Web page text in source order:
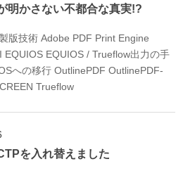
明かさない不都合な真実!?
版技術 Adobe PDF Print Engine
EQUIOS EQUIOS / Trueflow出力の手
への移行 OutlinePDF OutlinePDF-
Trueflow
を入れ替えました